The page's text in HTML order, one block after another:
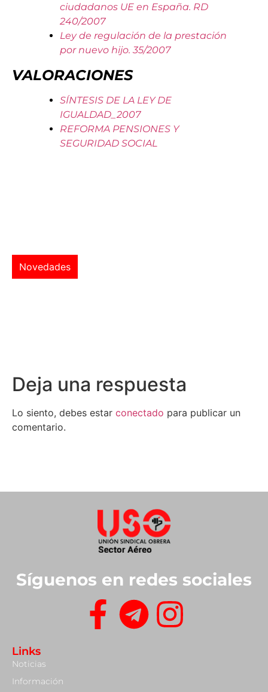
ciudadanos UE en España. RD
240/2007
Ley de regulación de la prestación
por nuevo hijo. 35/2007
VALORACIONES
SÍNTESIS DE LA LEY DE
IGUALDAD_2007
REFORMA PENSIONES Y
SEGURIDAD SOCIAL
Novedades
Deja una respuesta
Lo siento, debes estar conectado para publicar un
comentario.
Síguenos en redes sociales
Links
Noticias
Información